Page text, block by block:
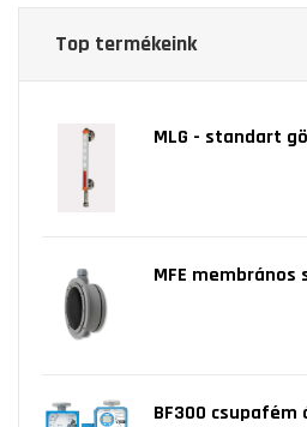
Top termékeink
MLG - standart
MFE membrános
BF300 csupafém